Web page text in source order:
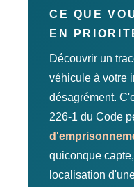
CE QUE
EN
Découvrir un
véhicule à votre
désagrément.
226-1 du Code
quiconque
localisation